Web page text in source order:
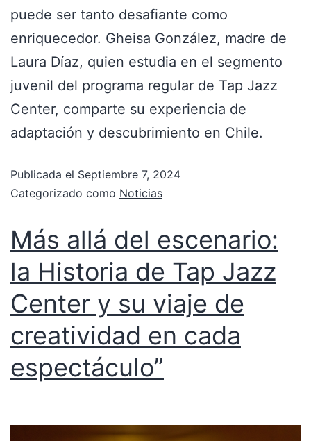
puede ser tanto desafiante como
enriquecedor. Gheisa González, madre de
Laura Díaz, quien estudia en el segmento
juvenil del programa regular de Tap Jazz
Center, comparte su experiencia de
adaptación y descubrimiento en Chile.
Publicada el Septiembre 7, 2024
Categorizado como Noticias
Más allá del escenario:
la Historia de Tap Jazz
Center y su viaje de
creatividad en cada
espectáculo”